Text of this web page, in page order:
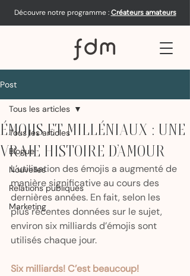
Découvre notre programme : Créateurs amateurs
Post
Tous les articles
Blogue
Nouvelles
Relations publiques
Marketing
Tous les articles
ÉMOJIS ET MILLÉNIAUX : UNE
VRAIE HISTOIRE D’AMOUR
L’utilisation des émojis a augmenté de
manière significative au cours des
dernières années. En fait, selon les
plus récentes données sur le sujet,
environ six milliards d’émojis sont
utilisés chaque jour.
Six milliards! C’est beaucoup!